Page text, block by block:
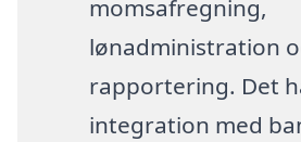
momsafregning,
lønadministration
rapportering. Det
integration med